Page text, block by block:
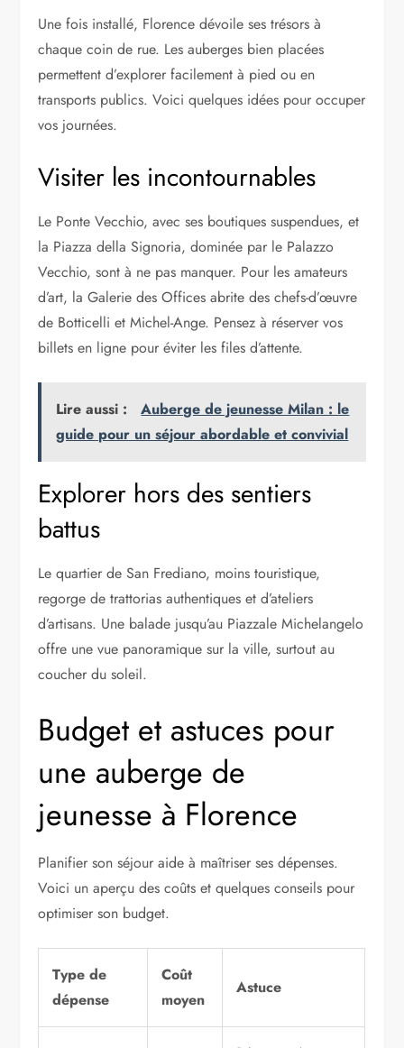
Une fois installé, Florence dévoile ses trésors à
chaque coin de rue. Les auberges bien placées
permettent d’explorer facilement à pied ou en
transports publics. Voici quelques idées pour occuper
vos journées.
Visiter les incontournables
Le Ponte Vecchio, avec ses boutiques suspendues, et
la Piazza della Signoria, dominée par le Palazzo
Vecchio, sont à ne pas manquer. Pour les amateurs
d’art, la Galerie des Offices abrite des chefs-d’œuvre
de Botticelli et Michel-Ange. Pensez à réserver vos
billets en ligne pour éviter les files d’attente.
Lire aussi :
Auberge de jeunesse Milan : le
guide pour un séjour abordable et convivial
Explorer hors des sentiers
battus
Le quartier de San Frediano, moins touristique,
regorge de trattorias authentiques et d’ateliers
d’artisans. Une balade jusqu’au Piazzale Michelangelo
offre une vue panoramique sur la ville, surtout au
coucher du soleil.
Budget et astuces pour
une auberge de
jeunesse à Florence
Planifier son séjour aide à maîtriser ses dépenses.
Voici un aperçu des coûts et quelques conseils pour
optimiser son budget.
Type de
dépense
Coût
moyen
Astuce